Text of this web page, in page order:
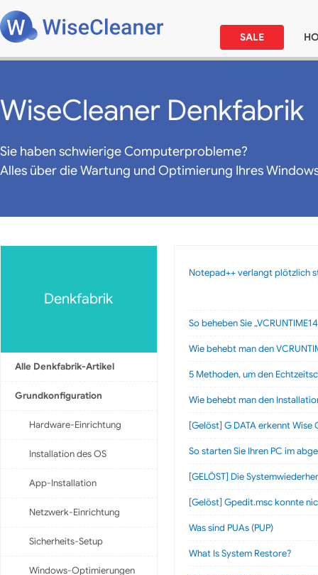
SALE
WiseCleaner Denkfabrik
Sie haben schwierige Computerprobleme?
Alles über die Wartung und Optimierung Ihres
Denkfabrik
Alle Denkfabrik-Artikel
Grundkonfiguration
Hardware-Einrichtung
Installation des OS
App-Installation
Netzwerk-Einrichtung
Sicherheits-Setup
Windows-Optimierungen
Notepad++ verlangt plötzlich
So beheben Sie
Wie behebt man den
5 Methoden, um den
Wie behebt man den
[Gelöst] G DATA erkennt Wise
So starten Sie Ihren PC im
[GELÖST] Die
[Gelöst] Gpedit.msc konnte
Was sind PUAs (PUP)
What Is System Restore?